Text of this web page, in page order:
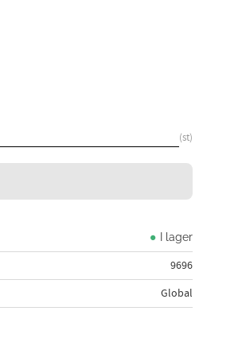
st
I lager
9696
Global